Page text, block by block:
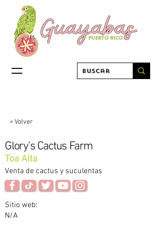
< Volver
Glory’s Cactus Farm
Toa Alta
Venta de cactus y suculentas
Sitio web:
N/A